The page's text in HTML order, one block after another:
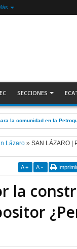
SECCIONES
robo de cable de CFE en
Lázaro» SAN LÁZARO |
A + A -
la